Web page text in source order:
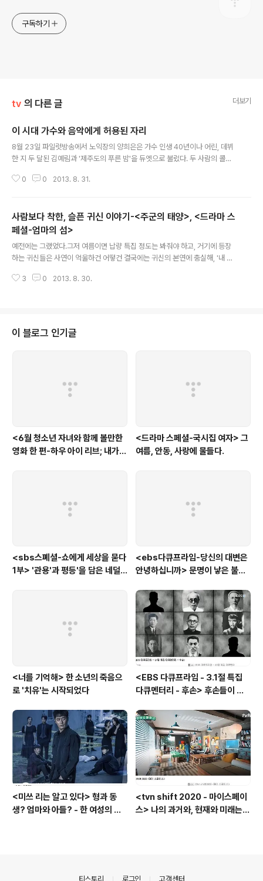
구독하기
tv 의 다른 글 더보기
이 시대 가수와 음악에게 허용된 자리
8월 23일 파일럿방송에서 노익장의 양희은은 가수 인생 40년이나 어린, 데뷔
한 지 두 달된 김예림과 '제주도의 푸른 밤'을 듀엣으로 불렀다. 두 사람의 콜라
콘서트가 아닌 노래 부를 무대를 얻기 위해서는 40여년이나 어린 김예림과의
얻을 수 없다는 사실 등이다. 이런 양희은의 모습은, 그리고 그 날 모처럼 오랜만
에 무대에 선 이승환의 모습은, 어쩌면 우리 시대 가수들의 현실태를 가장 적나
라하게 보여준 한 단면일 지도 모르겠다. (사진; 스포츠 월드) 굳이 그 시작을 까
탈스럽게 걸고..
0 0 2013. 8. 31.
사람보다 착한, 슬픈 귀신 이야기-<주군의 태양>, <드라마 스
페셜-엄마의 섬>
예전에는 그랬었다.그저 여름이면 납량 특집 정도는 봐줘야 하고, 거기에 등장
하는 귀신들은 사연이 억울하건 어떻건 결국에는 귀신의 본연에 충실해, '내 다
치를 가지고 있어야 했다. 그런데 사람사는 세상이 하도 그악해진 탓일까. 이젠
무늬 장화를 엄마에게 드리며 '이런 이쁜 장화 하나는 신어주어야 한다'며 온갖
설레발을 떤다. 하지만 그도 잠시, 나머지 형제들이 집에 도착했을 때, 둘째 아들
3 0 2013. 8. 30.
이 블로그 인기글
<6월 청소년 자녀와 함께 볼만한
영화 한 편-하우 아이 리브; 내가
<드라마 스페셜-국시집 여자> 그
여름, 안동, 사랑에 물들다.
<sbs스폐셜-쇼에게 세상을 묻다
1부> '관용'과 평등'을 담은 네덜
<ebs다큐프라임-당신의 대변은
안녕하십니까> 문명이 낳은 불치
<너를 기억해> 한 소년의 죽음으
로 '치유'는 시작되었다
<EBS 다큐프라임 - 3.1절 특집
다큐멘터리 - 후손> 후손들이 말
고 후손들이 짊어진 삶의 무게
<미쓰 리는 알고 있다> 형과 동
생? 엄마와 아들? - 한 여성의 죽
<tvn shift 2020 - 마이스페이
스> 나의 과거와, 현재와 미래는
티스토리 로그인 고객센터